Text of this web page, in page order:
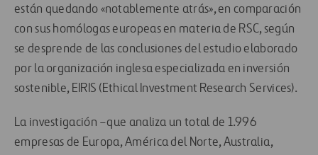
están quedando «notablemente atrás», en comparación
con sus homólogas europeas en materia de RSC, según
se desprende de las conclusiones del estudio elaborado
por la organización inglesa especializada en inversión
sostenible, EIRIS (Ethical Investment Research Services).
La investigación –que analiza un total de 1.996
empresas de Europa, América del Norte, Australia,